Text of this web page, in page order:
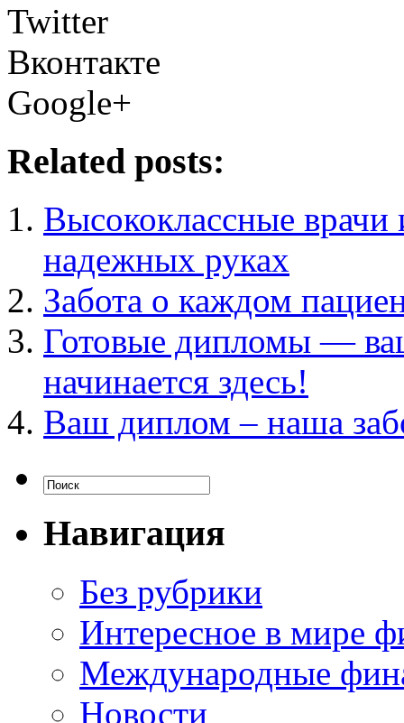
Twitter
Вконтакте
Google+
Related posts:
Высококлассные врачи
надежных руках
Забота о каждом
Готовые дипломы —
начинается здесь!
Ваш диплом – наша
Навигация
Без рубрики
Интересное в мире
Международные
Новости